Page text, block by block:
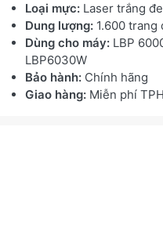
Loại mực: Laser trắng
Dung lượng: 1.600 trang
Dùng cho máy: LBP
LBP6030W
Bảo hành: Chính hãng
Giao hàng: Miễn phí